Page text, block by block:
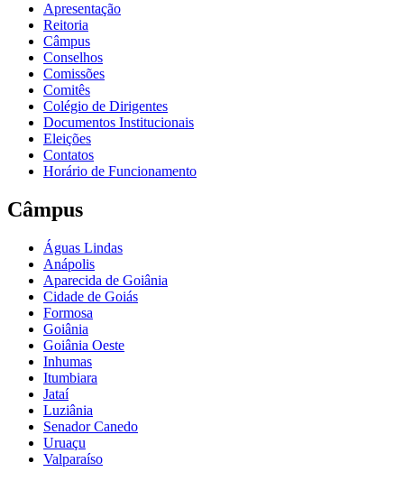
Apresentação
Reitoria
Câmpus
Conselhos
Comissões
Comitês
Colégio de Dirigentes
Documentos Institucionais
Eleições
Contatos
Horário de Funcionamento
Câmpus
Águas Lindas
Anápolis
Aparecida de Goiânia
Cidade de Goiás
Formosa
Goiânia
Goiânia Oeste
Inhumas
Itumbiara
Jataí
Luziânia
Senador Canedo
Uruaçu
Valparaíso